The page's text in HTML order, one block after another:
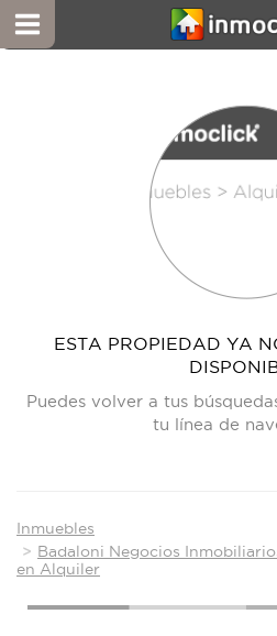
ESTA PROPIEDAD YA
Puedes volver a tus
tu línea de
Inmuebles
Badaloni Negocios
en Alquiler